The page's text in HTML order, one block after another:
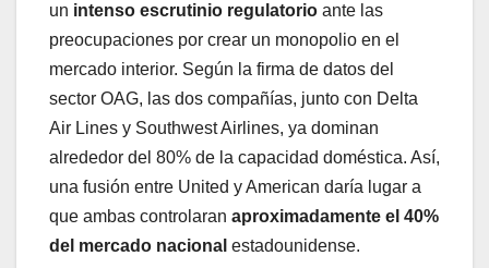
un intenso escrutinio regulatorio ante las
preocupaciones por crear un monopolio en el
mercado interior. Según la firma de datos del
sector OAG, las dos compañías, junto con Delta
Air Lines y Southwest Airlines, ya dominan
alrededor del 80% de la capacidad doméstica. Así,
una fusión entre United y American daría lugar a
que ambas controlaran aproximadamente el 40%
del mercado nacional estadounidense.